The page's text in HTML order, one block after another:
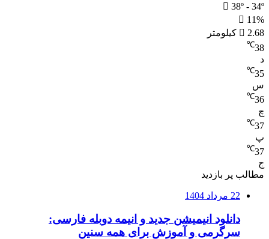
38º - 34º
11%
2.68 کیلومتر
38
℃
د
35
℃
س
36
℃
چ
37
℃
پ
37
℃
ج
مطالب پر بازدید
22 مرداد 1404
دانلود انیمیشن جدید و انیمه دوبله فارسی:
سرگرمی و آموزش برای همه سنین